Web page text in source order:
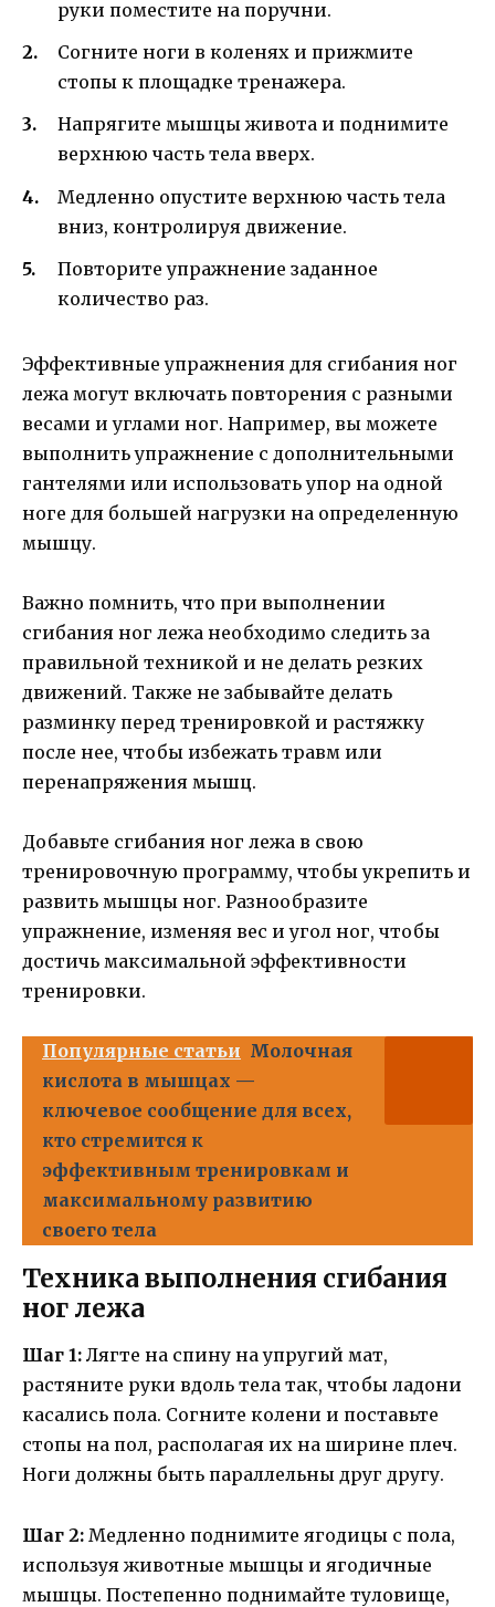
руки поместите на поручни.
Согните ноги в коленях и прижмите
стопы к площадке тренажера.
Напрягите мышцы живота и поднимите
верхнюю часть тела вверх.
Медленно опустите верхнюю часть тела
вниз, контролируя движение.
Повторите упражнение заданное
количество раз.
Эффективные упражнения для сгибания ног
лежа могут включать повторения с разными
весами и углами ног. Например, вы можете
выполнить упражнение с дополнительными
гантелями или использовать упор на одной
ноге для большей нагрузки на определенную
мышцу.
Важно помнить, что при выполнении
сгибания ног лежа необходимо следить за
правильной техникой и не делать резких
движений. Также не забывайте делать
разминку перед тренировкой и растяжку
после нее, чтобы избежать травм или
перенапряжения мышц.
Добавьте сгибания ног лежа в свою
тренировочную программу, чтобы укрепить и
развить мышцы ног. Разнообразите
упражнение, изменяя вес и угол ног, чтобы
достичь максимальной эффективности
тренировки.
Популярные статьи Молочная
кислота в мышцах —
ключевое сообщение для всех,
кто стремится к
эффективным тренировкам и
максимальному развитию
своего тела
Техника выполнения сгибания
ног лежа
Шаг 1: Лягте на спину на упругий мат,
растяните руки вдоль тела так, чтобы ладони
касались пола. Согните колени и поставьте
стопы на пол, располагая их на ширине плеч.
Ноги должны быть параллельны друг другу.
Шаг 2: Медленно поднимите ягодицы с пола,
используя животные мышцы и ягодичные
мышцы. Постепенно поднимайте туловище,